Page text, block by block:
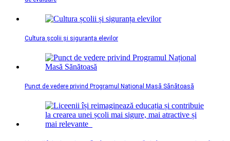
Cultura școlii și siguranța elevilor
Punct de vedere privind Programul Național Masă Sănătoasă